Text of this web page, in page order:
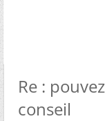
Re :
conseil